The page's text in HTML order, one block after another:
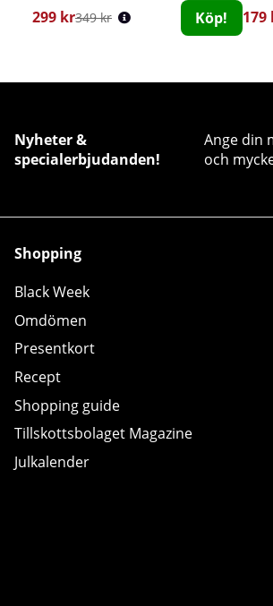
299 kr349 kr Köp! 179
Nyheter &
specialerbjudanden!
Ange din
och
Shopping
Black Week
Omdömen
Presentkort
Recept
Shopping guide
Tillskottsbolaget Magazine
Julkalender